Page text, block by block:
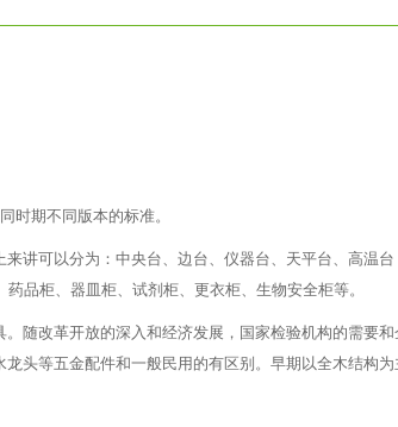
期不同版本的标准。
中央台、边台、仪器台、天平台、高温
、器皿柜、试剂柜、更衣柜、生物安全柜等。
随改革开放的深入和经济发展，国家检验机构的需要
头等五金配件和一般民用的有区别。早期以全木结构为主